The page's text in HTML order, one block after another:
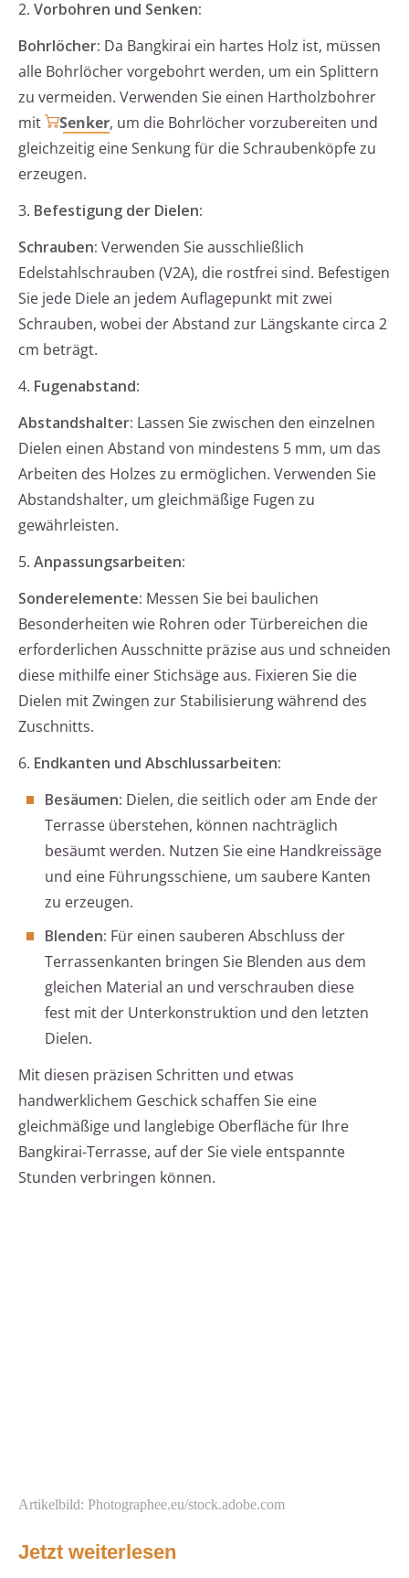
2. Vorbohren und Senken:
Bohrlöcher: Da Bangkirai ein hartes Holz ist, müssen
alle Bohrlöcher vorgebohrt werden, um ein Splittern
zu vermeiden. Verwenden Sie einen Hartholzbohrer
mit
Senker, um die Bohrlöcher vorzubereiten und
gleichzeitig eine Senkung für die Schraubenköpfe zu
erzeugen.
3. Befestigung der Dielen:
Schrauben: Verwenden Sie ausschließlich
Edelstahlschrauben (V2A), die rostfrei sind. Befestigen
Sie jede Diele an jedem Auflagepunkt mit zwei
Schrauben, wobei der Abstand zur Längskante circa 2
cm beträgt.
4. Fugenabstand:
Abstandshalter: Lassen Sie zwischen den einzelnen
Dielen einen Abstand von mindestens 5 mm, um das
Arbeiten des Holzes zu ermöglichen. Verwenden Sie
Abstandshalter, um gleichmäßige Fugen zu
gewährleisten.
5. Anpassungsarbeiten:
Sonderelemente: Messen Sie bei baulichen
Besonderheiten wie Rohren oder Türbereichen die
erforderlichen Ausschnitte präzise aus und schneiden
diese mithilfe einer Stichsäge aus. Fixieren Sie die
Dielen mit Zwingen zur Stabilisierung während des
Zuschnitts.
6. Endkanten und Abschlussarbeiten:
Besäumen: Dielen, die seitlich oder am Ende der
Terrasse überstehen, können nachträglich
besäumt werden. Nutzen Sie eine Handkreissäge
und eine Führungsschiene, um saubere Kanten
zu erzeugen.
Blenden: Für einen sauberen Abschluss der
Terrassenkanten bringen Sie Blenden aus dem
gleichen Material an und verschrauben diese
fest mit der Unterkonstruktion und den letzten
Dielen.
Mit diesen präzisen Schritten und etwas
handwerklichem Geschick schaffen Sie eine
gleichmäßige und langlebige Oberfläche für Ihre
Bangkirai-Terrasse, auf der Sie viele entspannte
Stunden verbringen können.
Artikelbild: Photographee.eu/stock.adobe.com
Jetzt weiterlesen